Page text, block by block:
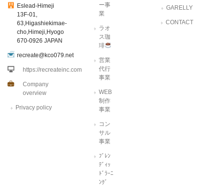
Eslead-Himeji
13F-01,
63,Higashiekimae-
cho,Himeji,Hyogo
670-0926 JAPAN
recreate@kco079.net
https://recreateinc.com
Company
overview
Privacy policy
ー事
業
ラオ
ス珈
琲
営業
代行
事業
WEB
制作
事業
コン
サル
事業
ﾌﾞﾚﾝ
ﾃﾞｨｯ
ﾄﾞﾗｰﾆ
ﾝｸﾞ
GARELLY
CONTACT